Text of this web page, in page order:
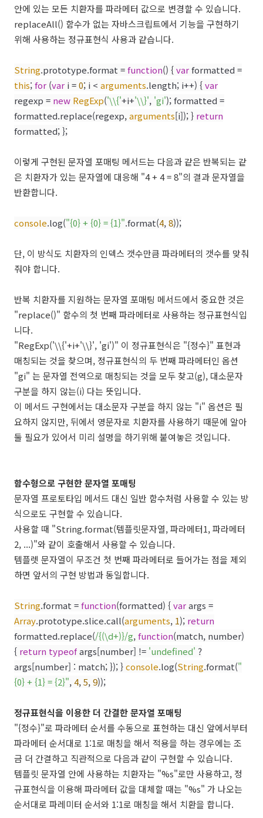
안에 있는 모든 치환자를 파라메터 값으로 변경할 수 있습니다.
replaceAll() 함수가 없는 자바스크립트에서 기능을 구현하기
위해 사용하는 정규표현식 사용과 같습니다.
String.prototype.format =function() {varformatted =
this;for (var i =0; i < arguments.length; i++) {var
regexp = new RegExp('\\{'+i+'\\}', 'gi'); formatted =
formatted.replace(regexp,arguments[i]); } return
formatted; };
이렇게 구현된 문자열 포매팅 메서드는 다음과 같은 반복되는 같
은 치환자가 있는 문자열에 대응해 "4 + 4 = 8"의 결과 문자열을
반환합니다.
console.log("{0} + {0} = {1}".format(4,8));
단, 이 방식도 치환자의 인덱스 갯수만큼 파라메터의 갯수를 맞춰
줘야 합니다.
반복 치환자를 지원하는 문자열 포매팅 메서드에서 중요한 것은
"replace()" 함수의 첫 번째 파라메터로 사용하는 정규표현식입
니다.
"RegExp('\\{'+i+'\\}', 'gi')" 이 정규표현식은 "{정수}" 표현과
매칭되는 것을 찾으며, 정규표현식의 두 번째 파라메터인 옵션
"gi" 는 문자열 전역으로 매칭되는 것을 모두 찾고(g), 대소문자
구분을 하지 않는(i) 다는 뜻입니다.
이 메서드 구현에서는 대소문자 구분을 하지 않는 "i" 옵션은 필
요하지 않지만, 뒤에서 영문자로 치환자를 사용하기 때문에 알아
둘 필요가 있어서 미리 설명을 하기위해 붙여놓은 것입니다.
함수형으로 구현한 문자열 포매팅
문자열 프로토타입 메서드 대신 일반 함수처럼 사용할 수 있는 방
식으로도 구현할 수 있습니다.
사용할 때 "String.format(템플릿문자열, 파라메터1, 파라메터
2, ...)"와 같이 호출해서 사용할 수 있습니다.
템플렛 문자열이 무조건 첫 번째 파라메터로 들어가는 점을 제외
하면 앞서의 구현 방법과 동일합니다.
String.format =function(formatted) {varargs =
Array.prototype.slice.call(arguments, 1); return
formatted.replace(/{(\d+)}/g,function(match, number)
{ return typeofargs[number] != 'undefined' ?
args[number] : match; }); }console.log(String.format("
{0} + {1} = {2}",4,5,9));
정규표현식을 이용한 더 간결한 문자열 포매팅
"{정수}"로 파라메터 순서를 수동으로 표현하는 대신 앞에서부터
파라메터 순서대로 1:1로 매칭을 해서 적용을 하는 경우에는 조
금 더 간결하고 직관적으로 다음과 같이 구현할 수 있습니다.
템플릿 문자열 안에 사용하는 치환자는 "%s"로만 사용하고, 정
규표현식을 이용해 파라메터 값을 대체할 때는 "%s" 가 나오는
순서대로 파레미터 순서와 1:1로 매칭을 해서 치환을 합니다.